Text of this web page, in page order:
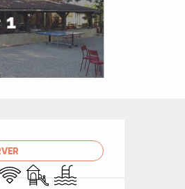
1
et
Jeux pour enfants / Espace
Piscine